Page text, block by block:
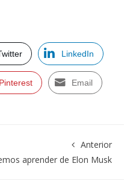
LinkedIn
Pinterest Email
Anterior
aprender de Elon Musk